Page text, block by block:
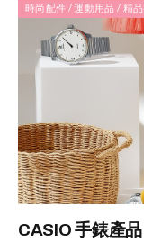
時尚配件 / 運動用品 / 精
CASIO 手錶產